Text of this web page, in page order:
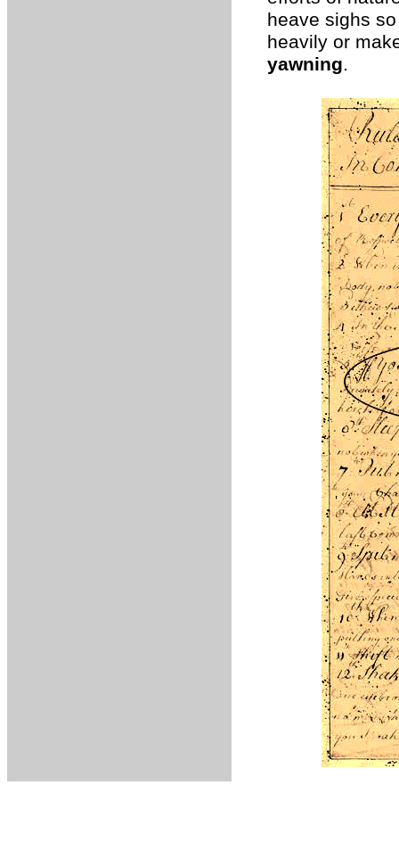
heave sighs
heavily or
yawning.